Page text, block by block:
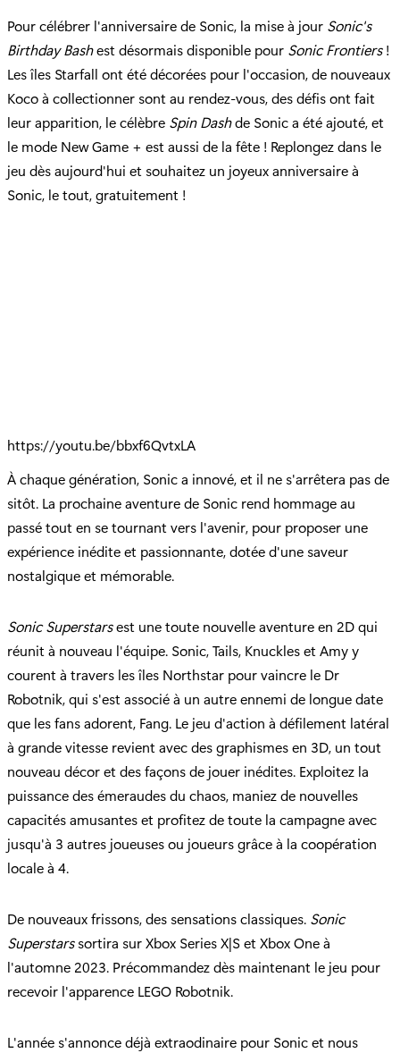
Pour célébrer l'anniversaire de Sonic, la mise à jour Sonic's
Birthday Bashest désormais disponible pour Sonic Frontiers!
Les îles Starfall ont été décorées pour l'occasion, de nouveaux
Koco à collectionner sont au rendez-vous, des défis ont fait
leur apparition, le célèbre Spin Dashde Sonic a été ajouté, et
le mode New Game + est aussi de la fête ! Replongez dans le
jeu dès aujourd'hui et souhaitez un joyeux anniversaire à
Sonic, le tout, gratuitement !
https://youtu.be/bbxf6QvtxLA
À chaque génération, Sonic a innové, et il ne s'arrêtera pas de
sitôt. La prochaine aventure de Sonic rend hommage au
passé tout en se tournant vers l'avenir, pour proposer une
expérience inédite et passionnante, dotée d'une saveur
nostalgique et mémorable.
Sonic Superstarsest une toute nouvelle aventure en 2D qui
réunit à nouveau l'équipe. Sonic, Tails, Knuckles et Amy y
courent à travers les îles Northstar pour vaincre le Dr
Robotnik, qui s'est associé à un autre ennemi de longue date
que les fans adorent, Fang. Le jeu d'action à défilement latéral
à grande vitesse revient avec des graphismes en 3D, un tout
nouveau décor et des façons de jouer inédites. Exploitez la
puissance des émeraudes du chaos, maniez de nouvelles
capacités amusantes et profitez de toute la campagne avec
jusqu'à 3 autres joueuses ou joueurs grâce à la coopération
locale à 4.
De nouveaux frissons, des sensations classiques. Sonic
Superstarssortira sur Xbox Series X|S et Xbox One à
l'automne 2023. Précommandez dès maintenant le jeu pour
recevoir l'apparence LEGO Robotnik.
L'année s'annonce déjà extraodinaire pour Sonic et nous